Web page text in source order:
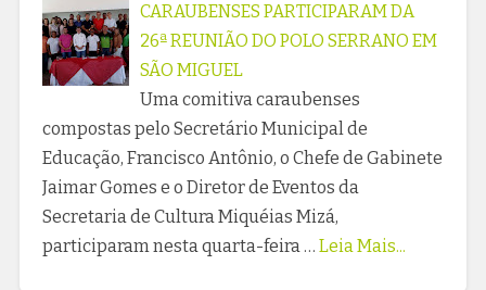
CARAUBENSES PARTICIPARAM DA
26ª REUNIÃO DO POLO SERRANO EM
SÃO MIGUEL
Uma comitiva caraubenses
compostas pelo Secretário Municipal de
Educação, Francisco Antônio, o Chefe de Gabinete
Jaimar Gomes e o Diretor de Eventos da
Secretaria de Cultura Miquéias Mizá,
participaram nesta quarta-feira … Leia Mais...